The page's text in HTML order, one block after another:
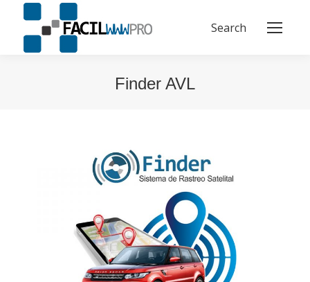
Buscar:
Search
Finder AVL